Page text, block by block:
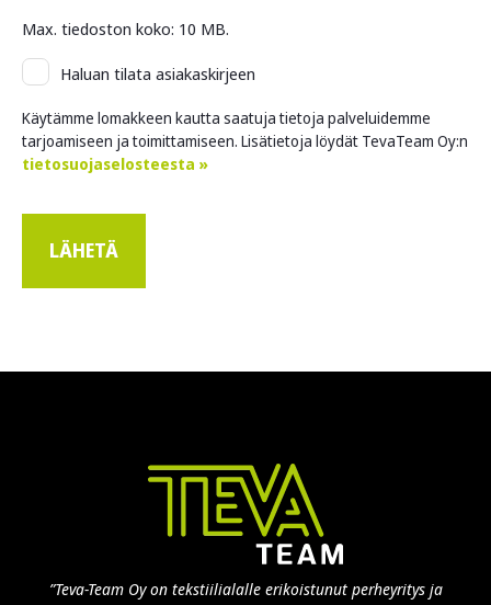
Max. tiedoston koko: 10 MB.
Asiakaskirje
Haluan tilata asiakaskirjeen
Käytämme lomakkeen kautta saatuja tietoja palveluidemme
tarjoamiseen ja toimittamiseen. Lisätietoja löydät TevaTeam Oy:n
tietosuojaselosteesta »
”Teva-Team Oy on tekstiilialalle erikoistunut perheyritys ja